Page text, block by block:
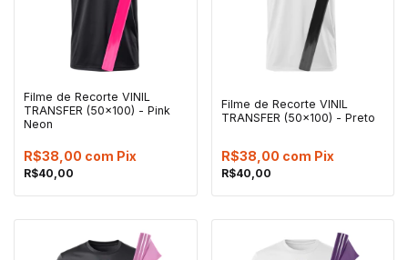
Filme de Recorte VINIL
TRANSFER (50x100) - Pink
Neon
R$40,00
R$38,00 com Pix
Filme de Recorte VINIL
TRANSFER (50x100) - Preto
R$40,00
R$38,00 com Pix